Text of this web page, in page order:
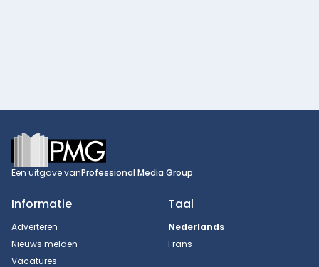
Footer
Een uitgave vanProfessional Media Group
Informatie
Adverteren
Nieuws melden
Vacatures
Taal
Nederlands
Frans